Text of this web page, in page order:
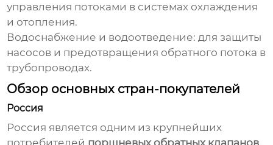
управления потоками в системах охлаждения
и отопления.
Водоснабжение и водоотведение: для защиты
насосов и предотвращения обратного потока в
трубопроводах.
Обзор основных стран-покупателей
Россия
Россия является одним из крупнейших